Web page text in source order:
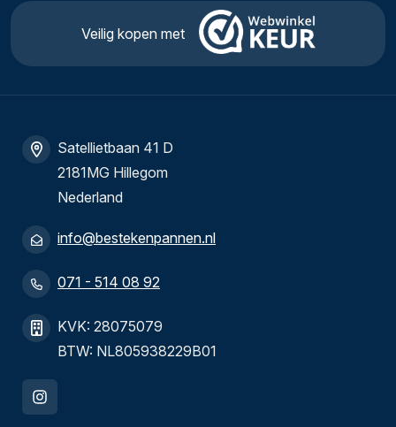
Veilig kopen met
Satellietbaan 41 D
2181MG Hillegom
Nederland
info@bestekenpannen.nl
071 - 514 08 92
KVK: 28075079
BTW: NL805938229B01